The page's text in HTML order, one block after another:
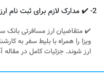
2- ✔️ مدارک لازم برای ثبت نام ارز مسافرتی بانک سامان چیست؟
✔️ متقاضیان ارز مسافرتی بانک
ویزا را همراه با بلیط سفر به
ارز شوند. جزئیات کامل در